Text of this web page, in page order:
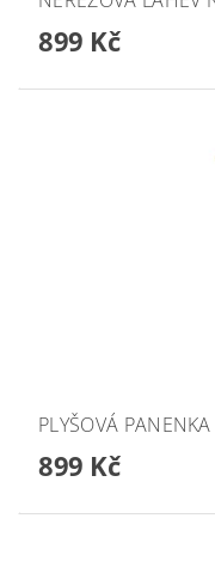
899 Kč
PLYŠOVÁ
899 Kč